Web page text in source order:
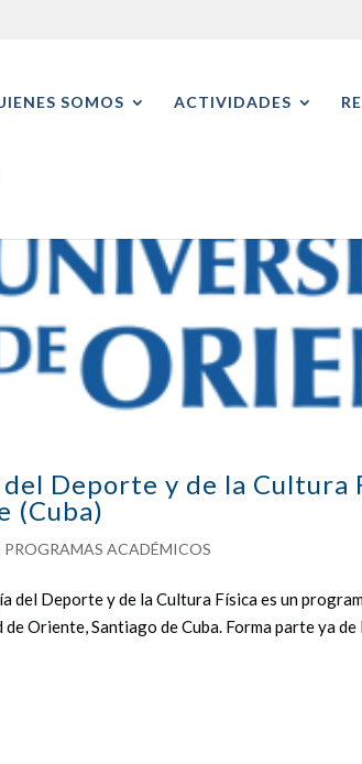
SOMOS ACTIVIDADES
Deporte y de la Cultura
(Cuba)
PROGRAMAS ACADÉMICOS
del Deporte y de la Cultura Física es un
Oriente, Santiago de Cuba. Forma parte ya